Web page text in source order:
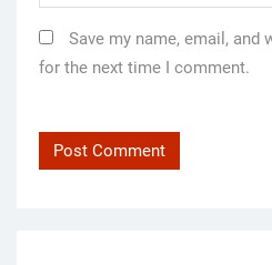
Save my name, email, and
for the next time I comment.